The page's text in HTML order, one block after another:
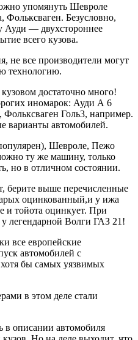
упомянуть Шевроле
Безусловно,
Ауди — двухстороннее
всего кузова.
не все производители могут
технологию.
достаточно много!
иномарок: Ауди А 6
Голь3, например.
варианты автомобилей.
Шевроле, Пежо
ту же машину, только
но в отличном состоянии.
берите выше перечисленные
оцинкованный,и у ижа
и тойота оцинкует. При
легендарной Волги ГАЗ 21!
все европейские
автомобилей с
бы самых уязвимых
в этом деле стали
в описании автомобиля